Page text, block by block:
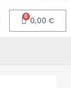
0,00 €